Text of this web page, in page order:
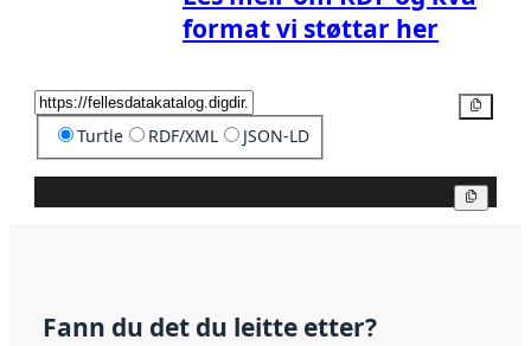
format vi støttar her
Turtle RDF/XML JSON-LD
Fann du det du leitte etter?